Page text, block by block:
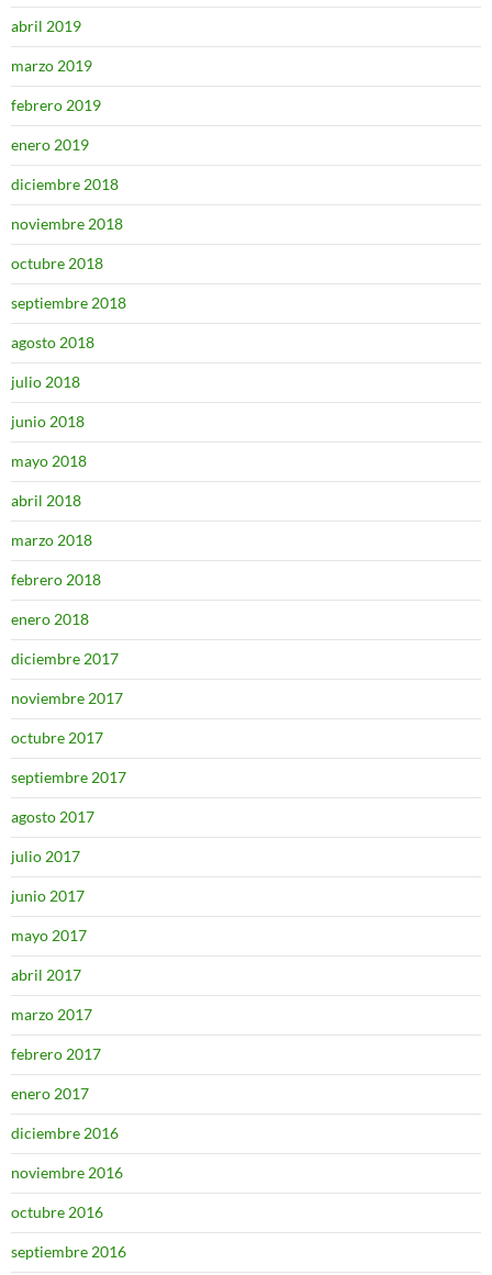
abril 2019
marzo 2019
febrero 2019
enero 2019
diciembre 2018
noviembre 2018
octubre 2018
septiembre 2018
agosto 2018
julio 2018
junio 2018
mayo 2018
abril 2018
marzo 2018
febrero 2018
enero 2018
diciembre 2017
noviembre 2017
octubre 2017
septiembre 2017
agosto 2017
julio 2017
junio 2017
mayo 2017
abril 2017
marzo 2017
febrero 2017
enero 2017
diciembre 2016
noviembre 2016
octubre 2016
septiembre 2016